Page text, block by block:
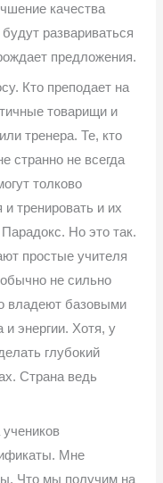
качества
развариваться
предложения.
Кто преподает на
товарищи и
тренера. Те, кто
странно не всегда
толково
и тренировать и их
Но это так.
простые учителя
не сильно
владеют базовыми
энергии. Хотя, у
глубокий
Страна ведь
Мне
Что мы получим на